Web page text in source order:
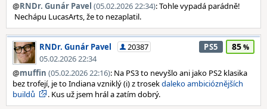
@RNDr. Gunár Pavel (05.02.2026 22:34): Tohle vypadá parádně!
Nechápu LucasArts, že to nezaplatil.
RNDr. Gunár Pavel
20387
05.02.2026 22:34
PS5 85
@muffin (05.02.2026 22:16): Na PS3 to nevyšlo ani jako PS2 klasika
bez trofejí, je to Indiana vzniklý (i) z trosekdaleko ambicióznějších
buildů
. Kus už jsem hrál a zatím dobrý.